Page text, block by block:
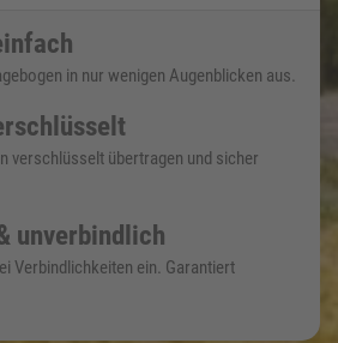
in nur wenigen Augenblicken aus.
verschlüsselt übertragen und sicher
unverbindlich
Verbindlichkeiten ein. Garantiert